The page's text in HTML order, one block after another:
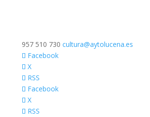
957 510 730 cultura@aytolucena.es
Facebook
X
RSS
Facebook
X
RSS